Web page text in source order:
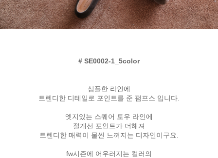
# SE0002-1_5color
심플한 라인에
트렌디한 디테일로 포인트를 준 펌프스 입니다.
엣지있는 스퀘어 토우 라인에
절개선 포인트가 더해져
트렌디한 매력이 물씬 느껴지는 디자인이구요.
fw시즌에 어우러지는 컬러의